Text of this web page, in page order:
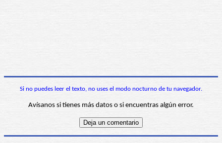
Si no puedes leer el texto, no uses el modo nocturno de tu navegador.
Avísanos si tienes más datos o si encuentras algún error.